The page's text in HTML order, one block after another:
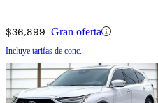
$36,899 Gran oferta
Incluye tarifas de conc.